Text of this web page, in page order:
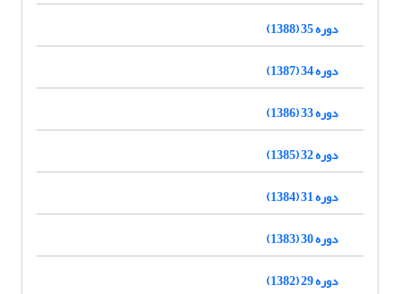
دوره 35 (1388)
دوره 34 (1387)
دوره 33 (1386)
دوره 32 (1385)
دوره 31 (1384)
دوره 30 (1383)
دوره 29 (1382)